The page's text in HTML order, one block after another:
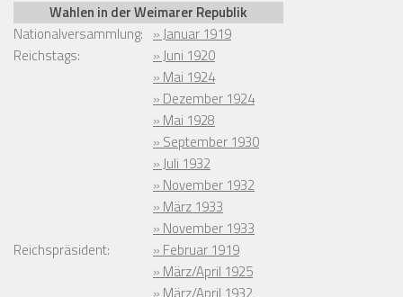
Wahlen in der Weimarer Republik
Nationalversammlung: » Januar 1919
Reichstags:
» Juni 1920
» Mai 1924
» Dezember 1924
» Mai 1928
» September 1930
» Juli 1932
» November 1932
» März 1933
» November 1933
Reichspräsident:
» Februar 1919
» März/April 1925
» März/April 1932